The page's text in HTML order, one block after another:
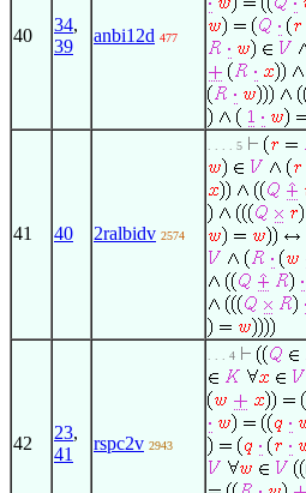
40
34,
39
anbi12d 477
41 40 2ralbidv 2574
. . . . 5
42
23,
41
rspc2v 2943
. . . 4